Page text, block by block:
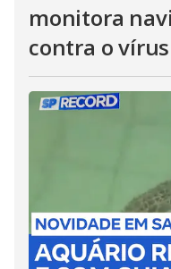
monitora
contra o